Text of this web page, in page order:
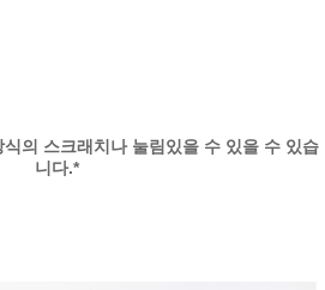
의 스크래치나 눌림있을 수 있을 수 있습
니다.*